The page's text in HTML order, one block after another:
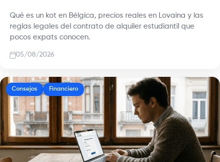
Qué es un kot en Bélgica, precios reales en Lovaina y las
reglas legales del contrato de alquiler estudiantil que
pocos expats conocen.
05/08/2026
Consejos Financiero